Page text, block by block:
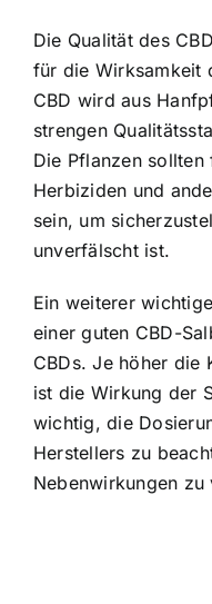
Die Qualität des
für die Wirksamkeit
CBD wird aus
strengen
Die Pflanzen
Herbiziden und
sein, um
unverfälscht ist.
Ein weiterer
einer guten CBD-
CBDs. Je höher die
ist die Wirkung der
wichtig, die
Herstellers zu
Nebenwirkungen zu